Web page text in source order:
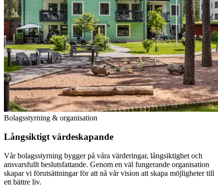
Bolagsstyrning & organisation
Långsiktigt värdeskapande
Vår bolagsstyrning bygger på våra värderingar, långsiktighet och
ansvarsfullt beslutsfattande. Genom en väl fungerande organisation
skapar vi förutsättningar för att nå vår vision att skapa möjligheter till
ett bättre liv.